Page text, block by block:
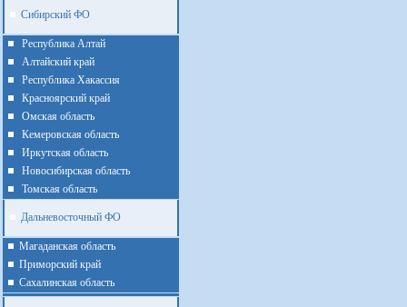
Сибирский ФО
Республика Алтай
Алтайcкий край
Республика Хакассия
Красноярский край
Омская область
Кемеровская область
Иркутская область
Новосибирская область
Томская область
Дальневосточный ФО
Магаданская область
Приморский край
Cахалинская область